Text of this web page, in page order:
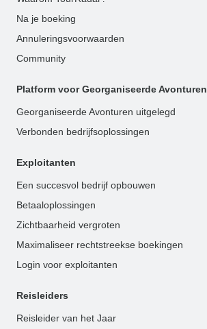
Na je boeking
Annuleringsvoorwaarden
Community
Platform voor Georganiseerde Avonturen
Georganiseerde Avonturen uitgelegd
Verbonden bedrijfsoplossingen
Exploitanten
Een succesvol bedrijf opbouwen
Betaaloplossingen
Zichtbaarheid vergroten
Maximaliseer rechtstreekse boekingen
Login voor exploitanten
Reisleiders
Reisleider van het Jaar